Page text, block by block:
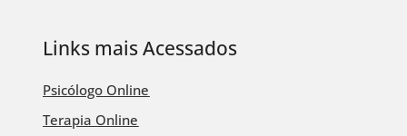
Links mais Acessados
Psicólogo Online
Terapia Online